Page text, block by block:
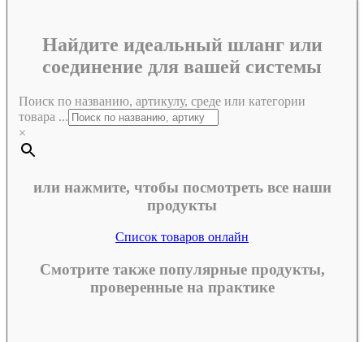
Найдите идеальный шланг или
соединение для вашей системы
Поиск по названию, артикулу, среде или категории
товара ...
×
или нажмите, чтобы посмотреть все наши
продукты
Список товаров онлайн
Смотрите также популярные продукты,
проверенные на практике